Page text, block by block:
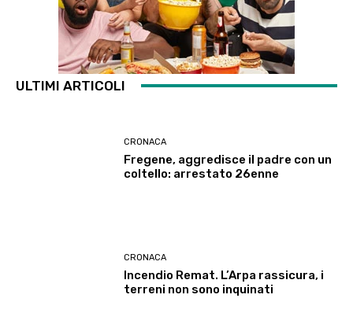
ULTIMI ARTICOLI
CRONACA
Fregene, aggredisce il padre con un
coltello: arrestato 26enne
CRONACA
Incendio Remat. L’Arpa rassicura, i
terreni non sono inquinati